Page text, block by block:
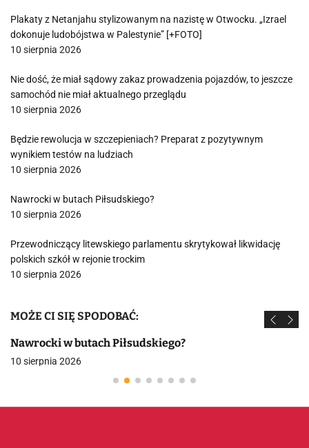
Plakaty z Netanjahu stylizowanym na nazistę w Otwocku. „Izrael
dokonuje ludobójstwa w Palestynie” [+FOTO]
10 sierpnia 2026
Nie dość, że miał sądowy zakaz prowadzenia pojazdów, to jeszcze
samochód nie miał aktualnego przeglądu
10 sierpnia 2026
Będzie rewolucja w szczepieniach? Preparat z pozytywnym
wynikiem testów na ludziach
10 sierpnia 2026
Nawrocki w butach Piłsudskiego?
10 sierpnia 2026
Przewodniczący litewskiego parlamentu skrytykował likwidację
polskich szkół w rejonie trockim
10 sierpnia 2026
MOŻE CI SIĘ SPODOBAĆ:
Nawrocki w butach Piłsudskiego?
10 sierpnia 2026